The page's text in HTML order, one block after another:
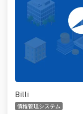
Billi
債権管理システム